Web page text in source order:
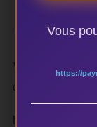
Votre adresse
obligatoires
Message :
Vous
https://